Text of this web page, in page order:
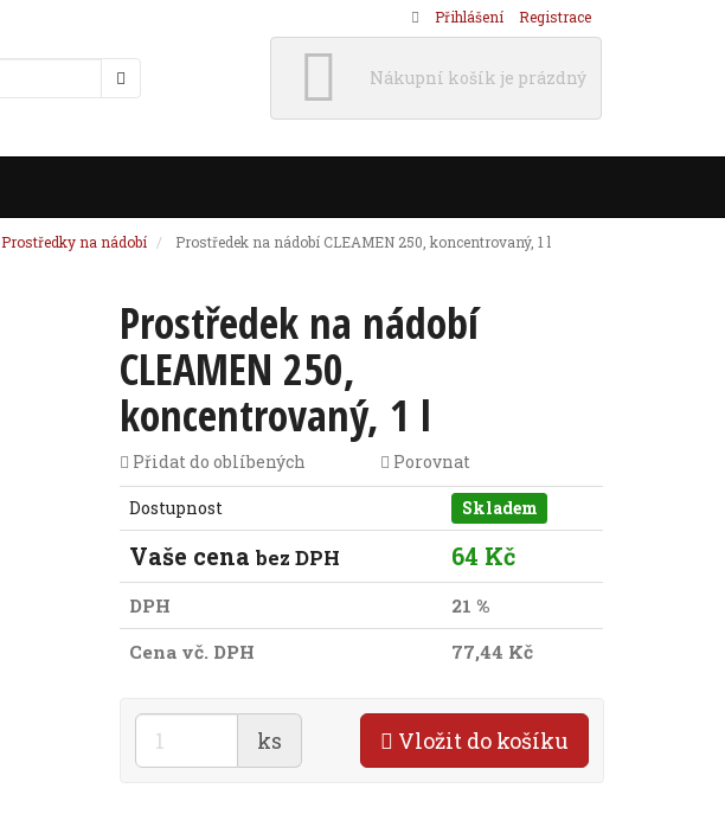
Nákupní košík je prázdný
Prostředky na nádobí Prostředek na nádobí CLEAMEN 250, koncentrovaný, 1 l
Prostředek na nádobí
CLEAMEN 250,
koncentrovaný, 1 l
Přidat do oblíbených Porovnat
Dostupnost Skladem
Vaše cenabez DPH 64 Kč
DPH
21 %
Cena vč. DPH
77,44 Kč
ks Vložit do košíku
Přihlášení Registrace